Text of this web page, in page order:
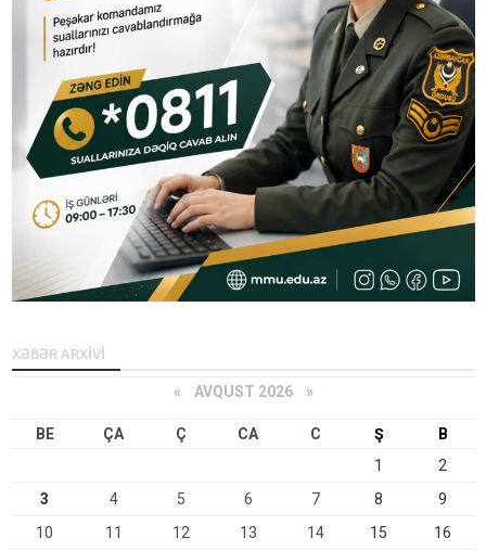
XƏBƏR ARXİVİ
« AVQUST 2026 »
BE ÇA Ç CA C Ş
B
1
2
3
4 5 6 7 8
9
10
11 12 13 14 15 16